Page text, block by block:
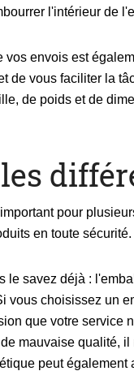
l'intérieur de
vos envois est
de vous faciliter la
de poids et de
pour
en toute
le savez déjà :
vous choisissez un
que votre service
mauvaise qualité,
peut